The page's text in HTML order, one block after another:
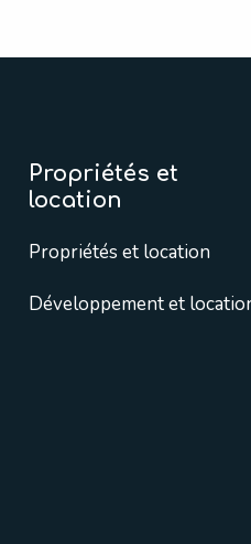
Propriétés et
location
Propriétés et location
Développement et